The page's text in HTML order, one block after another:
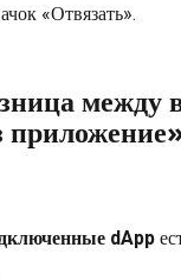
«Отвязать».
между
dApp